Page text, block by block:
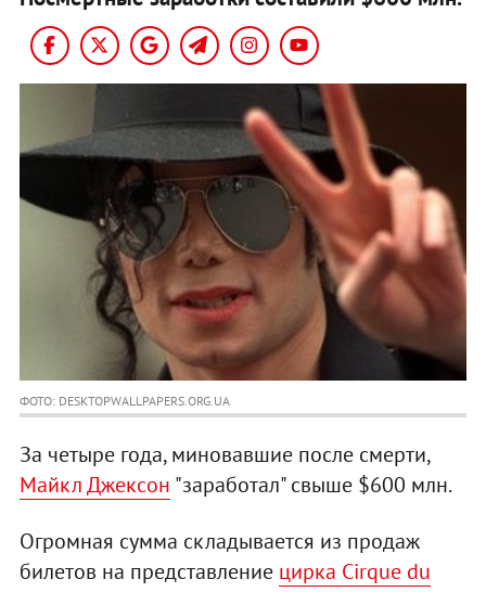
ФОТО: DESKTOPWALLPAPERS.ORG.UA
За четыре года, миновавшие после смерти,
Майкл Джексон "заработал" свыше $600 млн.
Огромная сумма складывается из продаж
билетов на представление цирка Cirque du